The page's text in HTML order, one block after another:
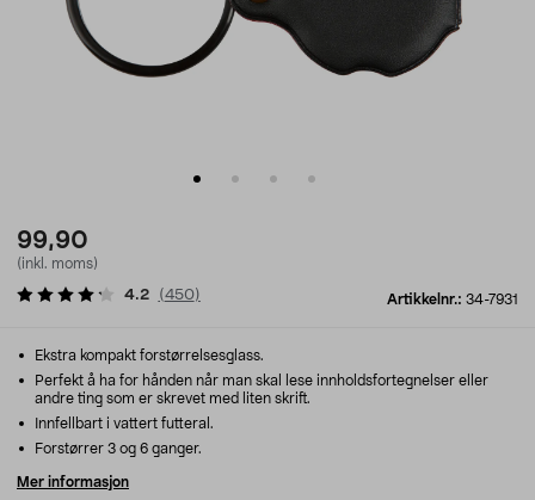
99,90
(inkl. moms)
Artikkelnr.: 34-7931
4.2 (450)
Ekstra kompakt forstørrelsesglass.
Perfekt å ha for hånden når man skal lese innholdsfortegnelser eller
andre ting som er skrevet med liten skrift.
Innfellbart i vattert futteral.
Forstørrer 3 og 6 ganger.
Mer informasjon